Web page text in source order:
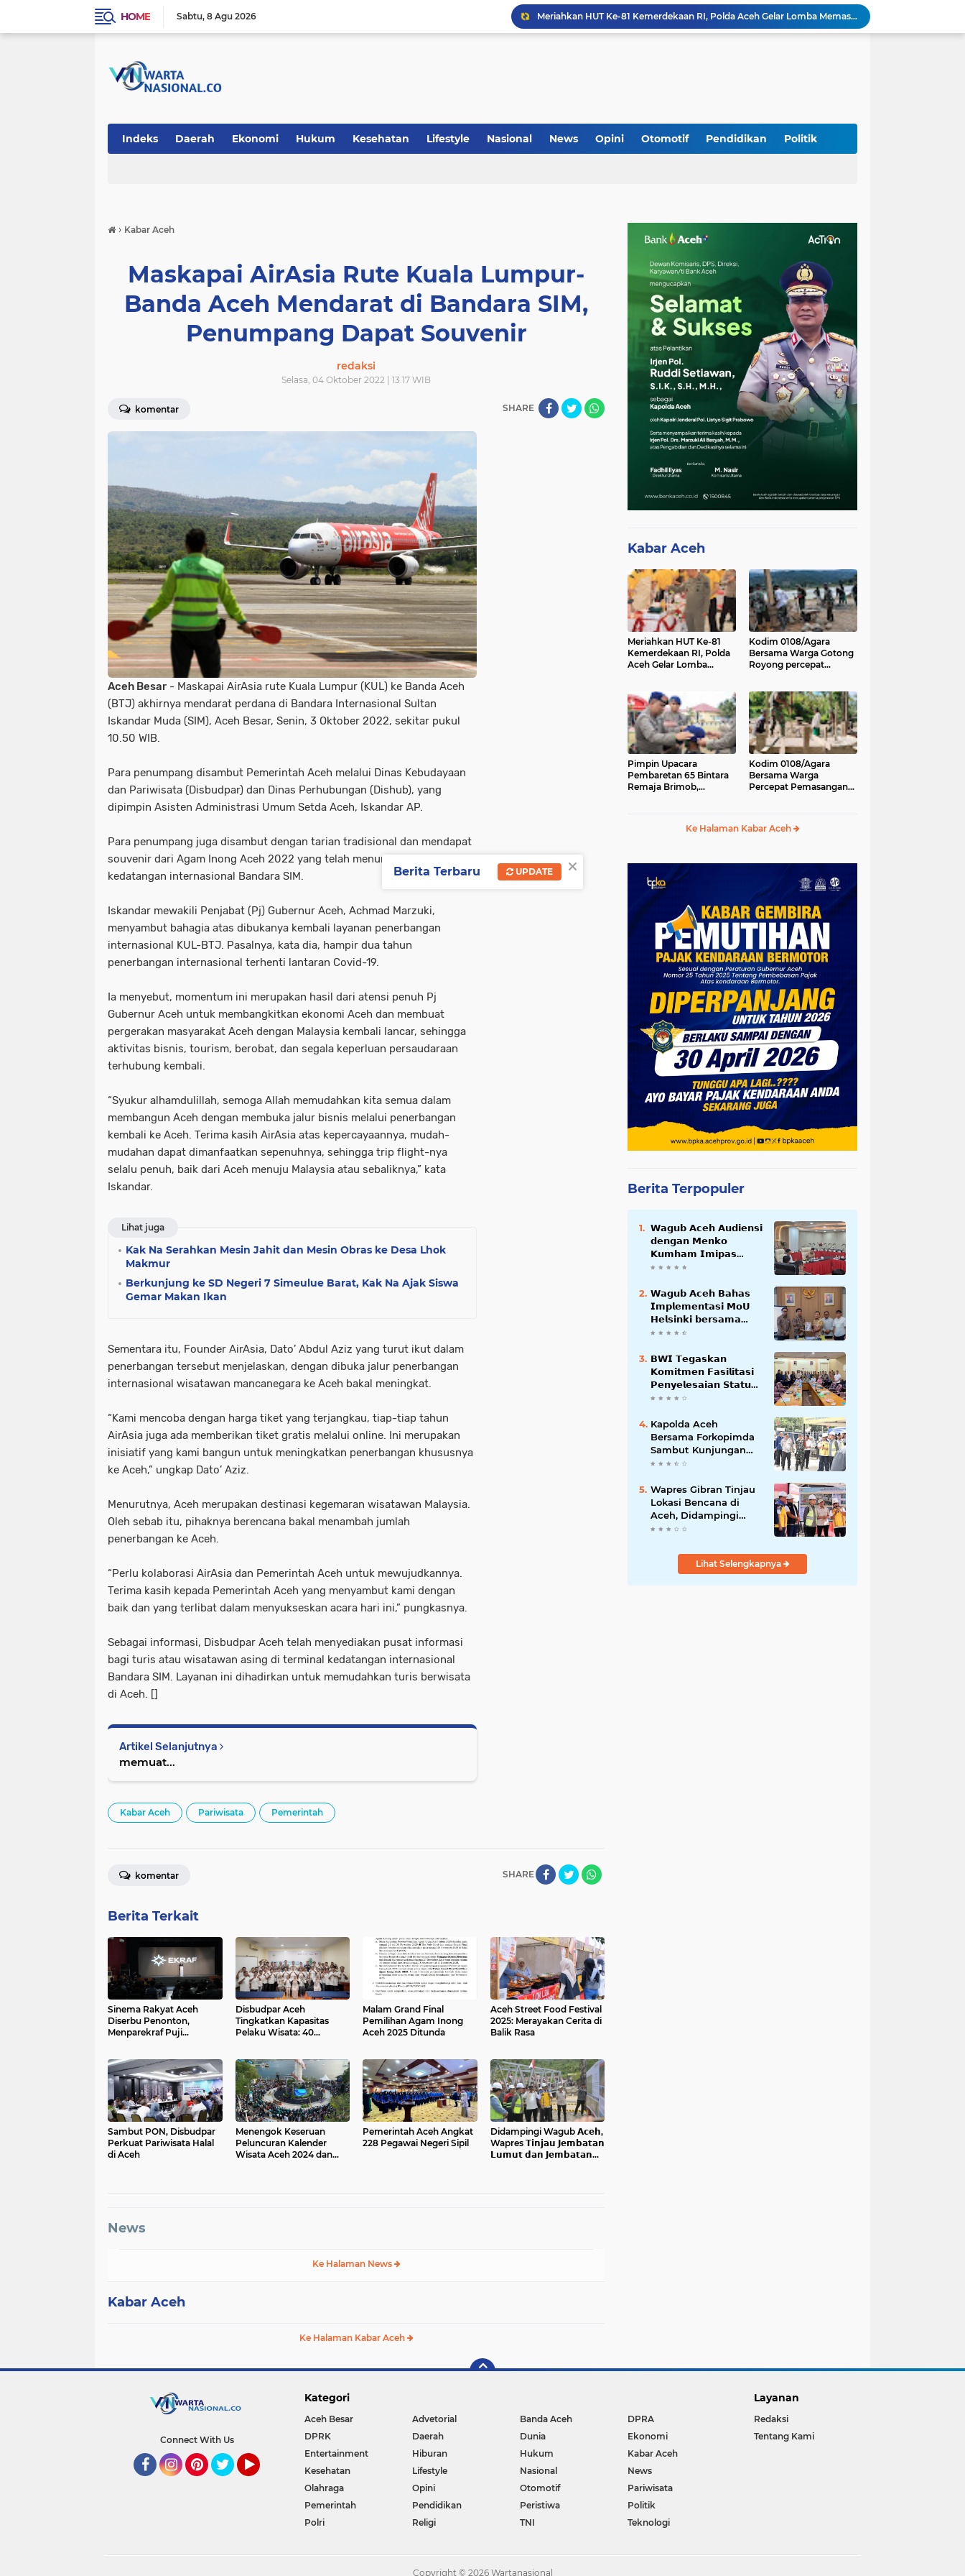
HOME Sabtu 8 Agu 2026 Meriahkan HUT Ke-81 Kemerdekaan RI, Polda Aceh Gelar Lomba Memasak Nasi Goreng dan Aneka Minuman
Babinsa Simpang Tiga Monitoring Harga Sembako, Pastikan Stabilitas dan Ketersediaan Bahan Pokok
Babinsa Lembah Seulawah Perkuat Sinergi dengan Tenaga Pendidik, Tekankan Pencegahan Kenakalan Remaja dan Bahaya Narkoba
Rp 2,5 Triliun Dana Kementan untuk Bencana, Pemerintah Aceh kelola Rp 9,7 M
Indeks Daerah Ekonomi Hukum Kesehatan Lifestyle Nasional News Opini Otomotif Pendidikan Politik
› Kabar Aceh
Maskapai AirAsia Rute Kuala Lumpur-
Banda Aceh Mendarat di Bandara SIM,
Penumpang Dapat Souvenir
redaksi
Selasa, 04 Oktober 2022 | 13.17 WIB
komentar SHARE
Aceh Besar - Maskapai AirAsia rute Kuala Lumpur (KUL) ke Banda Aceh
(BTJ) akhirnya mendarat perdana di Bandara Internasional Sultan
Iskandar Muda (SIM), Aceh Besar, Senin, 3 Oktober 2022, sekitar pukul
10.50 WIB.
Para penumpang disambut Pemerintah Aceh melalui Dinas Kebudayaan
dan Pariwisata (Disbudpar) dan Dinas Perhubungan (Dishub), yang
dipimpin Asisten Administrasi Umum Setda Aceh, Iskandar AP.
Para penumpang juga disambut dengan tarian tradisional dan mendapat
souvenir dari Agam Inong Aceh 2022 yang telah menunggu di pintu
kedatangan internasional Bandara SIM.
Iskandar mewakili Penjabat (Pj) Gubernur Aceh, Achmad Marzuki,
menyambut bahagia atas dibukanya kembali layanan penerbangan
internasional KUL-BTJ. Pasalnya, kata dia, hampir dua tahun
penerbangan internasional terhenti lantaran Covid-19.
Ia menyebut, momentum ini merupakan hasil dari atensi penuh Pj
Gubernur Aceh untuk membangkitkan ekonomi Aceh dan membuat
pergerakan masyarakat Aceh dengan Malaysia kembali lancar, sehingga
aktivitas bisnis, tourism, berobat, dan segala keperluan persaudaraan
terhubung kembali.
“Syukur alhamdulillah, semoga Allah memudahkan kita semua dalam
membangun Aceh dengan membuka jalur bisnis melalui penerbangan
kembali ke Aceh. Terima kasih AirAsia atas kepercayaannya, mudah-
mudahan dapat dimanfaatkan sepenuhnya, sehingga trip flight-nya
selalu penuh, baik dari Aceh menuju Malaysia atau sebaliknya,” kata
Iskandar.
Lihat juga
Kak Na Serahkan Mesin Jahit dan Mesin Obras ke Desa Lhok
Makmur
Berkunjung ke SD Negeri 7 Simeulue Barat, Kak Na Ajak Siswa
Gemar Makan Ikan
Sementara itu, Founder AirAsia, Dato’ Abdul Aziz yang turut ikut dalam
penerbangan tersebut menjelaskan, dengan dibuka jalur penerbangan
internasional wisatawan mancanegara ke Aceh bakal meningkat.
“Kami mencoba dengan harga tiket yang terjangkau, tiap-tiap tahun
AirAsia juga ada memberikan tiket gratis melalui online. Ini merupakan
inisiatif yang kami bangun untuk meningkatkan penerbangan khususnya
ke Aceh,” ungkap Dato’ Aziz.
Menurutnya, Aceh merupakan destinasi kegemaran wisatawan Malaysia.
Oleh sebab itu, pihaknya berencana bakal menambah jumlah
penerbangan ke Aceh.
“Perlu kolaborasi AirAsia dan Pemerintah Aceh untuk mewujudkannya.
Terima kasih kepada Pemerintah Aceh yang menyambut kami dengan
baik dan yang terlibat dalam menyukseskan acara hari ini,” pungkasnya.
Sebagai informasi, Disbudpar Aceh telah menyediakan pusat informasi
bagi turis atau wisatawan asing di terminal kedatangan internasional
Bandara SIM. Layanan ini dihadirkan untuk memudahkan turis berwisata
di Aceh. []
Artikel Selanjutnya
memuat...
Kabar Aceh Pariwisata Pemerintah
SHARE
komentar
Berita Terkait
Sinema Rakyat Aceh
Diserbu Penonton,
Menparekraf Puji
Disbudpar Aceh
Tingkatkan Kapasitas
Pelaku Wisata: 40
Malam Grand Final
Pemilihan Agam Inong
Aceh 2025 Ditunda
Aceh Street Food Festival
2025: Merayakan Cerita di
Balik Rasa
Sambut PON, Disbudpar
Perkuat Pariwisata Halal
di Aceh
Menengok Keseruan
Peluncuran Kalender
Wisata Aceh 2024 dan
Pemerintah Aceh Angkat
228 Pegawai Negeri Sipil
Didampingi Wagub 𝗔𝗰𝗲𝗵,
Wapres 𝗧𝗶𝗻𝗷𝗮𝘂 𝗝𝗲𝗺𝗯𝗮𝘁𝗮𝗻
𝗟𝘂𝗺𝘂𝘁 𝗱𝗮𝗻 𝗝𝗲𝗺𝗯𝗮𝘁𝗮𝗻
News
Ke Halaman News
Kabar Aceh
Ke Halaman Kabar Aceh
Kabar Aceh
Meriahkan HUT Ke-81
Kemerdekaan RI, Polda
Aceh Gelar Lomba
Kodim 0108/Agara
Bersama Warga Gotong
Royong percepat
Desa Gulo Aceh
Tenggara
Pimpin Upacara
Pembaretan 65 Bintara
Remaja Brimob,
Kodim 0108/Agara
Bersama Warga
Percepat Pemasangan
Ke Halaman Kabar Aceh
Berita Terpopuler
𝗪𝗮𝗴𝘂𝗯 𝗔𝗰𝗲𝗵 𝗔𝘂𝗱𝗶𝗲𝗻𝘀𝗶
𝗱𝗲𝗻𝗴𝗮𝗻 𝗠𝗲𝗻𝗸𝗼
𝗞𝘂𝗺𝗵𝗮𝗺 𝗜𝗺𝗶𝗽𝗮𝘀
𝗧𝗲𝗿𝗸𝗮𝗶𝘁 𝗦𝘁𝗮𝘁𝘂𝘀 𝗪𝗮𝗸𝗮𝗳
𝗪𝗮𝗴𝘂𝗯 𝗔𝗰𝗲𝗵 𝗕𝗮𝗵𝗮𝘀
𝗜𝗺𝗽𝗹𝗲𝗺𝗲𝗻𝘁𝗮𝘀𝗶 𝗠𝗼𝗨
𝗛𝗲𝗹𝘀𝗶𝗻𝗸𝗶 𝗯𝗲𝗿𝘀𝗮𝗺𝗮
𝗦𝗲𝗸𝗿𝗲𝘁𝗮𝗿𝗶𝗮𝘁 𝗡𝗲𝗴𝗮𝗿𝗮
𝗕𝗪𝗜 𝗧𝗲𝗴𝗮𝘀𝗸𝗮𝗻
𝗞𝗼𝗺𝗶𝘁𝗺𝗲𝗻 𝗙𝗮𝘀𝗶𝗹𝗶𝘁𝗮𝘀𝗶
𝗣𝗲𝗻𝘆𝗲𝗹𝗲𝘀𝗮𝗶𝗮𝗻 𝗦𝘁𝗮𝘁𝘂𝘀
𝗪𝗮𝗸𝗮𝗳 𝗕𝗹𝗮𝗻𝗴 𝗣𝗮𝗱𝗮𝗻𝗴
Kapolda Aceh
Bersama Forkopimda
Sambut Kunjungan
Kerja Wakil Presiden
Bireuen
Wapres Gibran Tinjau
Lokasi Bencana di
Aceh, Didampingi
Wagub Dek Fadh
Lihat Selengkapnya
Connect With Us
Kategori
Aceh Besar Advetorial Banda Aceh
DPRA
DPRK
Daerah Dunia
Ekonomi
Entertainment
Hiburan Hukum
Kabar Aceh
Kesehatan
Lifestyle Nasional
News
Olahraga
Opini Otomotif
Pariwisata
Pemerintah
Pendidikan Peristiwa
Politik
Polri
Religi TNI Teknologi
Layanan
Redaksi
Tentang Kami
Copyright © 2026 Wartanasional
×
Berita Terbaru UPDATE